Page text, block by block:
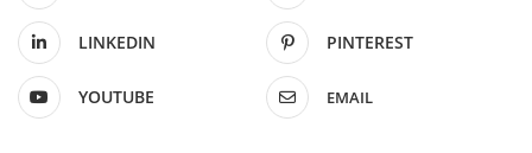
LINKEDIN PINTEREST
YOUTUBE EMAIL